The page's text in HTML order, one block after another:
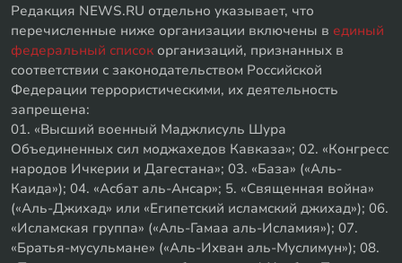
Редакция NEWS.RU отдельно указывает, что
перечисленные ниже организации включены в единый
федеральный список организаций, признанных в
соответствии с законодательством Российской
Федерации террористическими, их деятельность
запрещена:
01. «Высший военный Маджлисуль Шура
Объединенных сил моджахедов Кавказа»; 02. «Конгресс
народов Ичкерии и Дагестана»; 03. «База» («Аль-
Каида»); 04. «Асбат аль-Ансар»; 5. «Священная война»
(«Аль-Джихад» или «Египетский исламский джихад»); 06.
«Исламская группа» («Аль-Гамаа аль-Исламия»); 07.
«Братья-мусульмане» («Аль-Ихван аль-Муслимун»); 08.